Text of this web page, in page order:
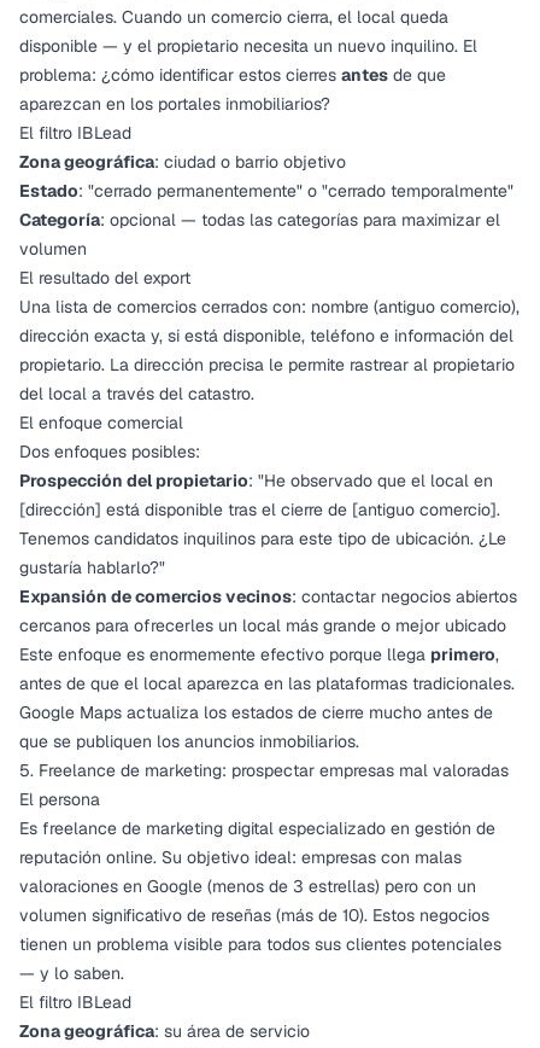
comerciales. Cuando un comercio cierra, el local queda
disponible — y el propietario necesita un nuevo inquilino. El
problema: ¿cómo identificar estos cierres antes de que
aparezcan en los portales inmobiliarios?
El filtro IBLead
Zona geográfica: ciudad o barrio objetivo
Estado: "cerrado permanentemente" o "cerrado temporalmente"
Categoría: opcional — todas las categorías para maximizar el
volumen
El resultado del export
Una lista de comercios cerrados con: nombre (antiguo comercio),
dirección exacta y, si está disponible, teléfono e información del
propietario. La dirección precisa le permite rastrear al propietario
del local a través del catastro.
El enfoque comercial
Dos enfoques posibles:
Prospección del propietario: "He observado que el local en
[dirección] está disponible tras el cierre de [antiguo comercio].
Tenemos candidatos inquilinos para este tipo de ubicación. ¿Le
gustaría hablarlo?"
Expansión de comercios vecinos: contactar negocios abiertos
cercanos para ofrecerles un local más grande o mejor ubicado
Este enfoque es enormemente efectivo porque llega primero,
antes de que el local aparezca en las plataformas tradicionales.
Google Maps actualiza los estados de cierre mucho antes de
que se publiquen los anuncios inmobiliarios.
5. Freelance de marketing: prospectar empresas mal valoradas
El persona
Es freelance de marketing digital especializado en gestión de
reputación online. Su objetivo ideal: empresas con malas
valoraciones en Google (menos de 3 estrellas) pero con un
volumen significativo de reseñas (más de 10). Estos negocios
tienen un problema visible para todos sus clientes potenciales
— y lo saben.
El filtro IBLead
Zona geográfica: su área de servicio